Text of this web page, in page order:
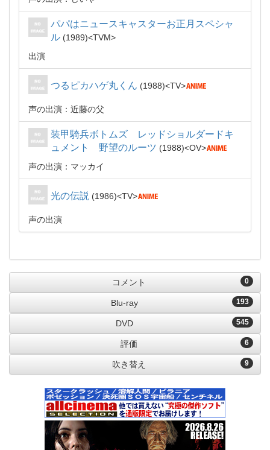
パパはニュースキャスターお正月スペシャ
ル
1989
TVM
出演
つるピカハゲ丸くん 1988 TV
声の出演：近藤の父
装甲騎兵ボトムズ レッドショルダードキ
ュメント 野望のルーツ
1988
OV
声の出演：マッカイ
光の伝説 1986 TV
声の出演
0
コメント
193
Blu-ray
545
DVD
6
評価
9
吹き替え